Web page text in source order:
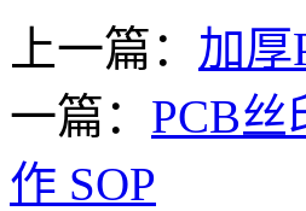
上一篇： 加厚
一篇： PCB
作 SOP